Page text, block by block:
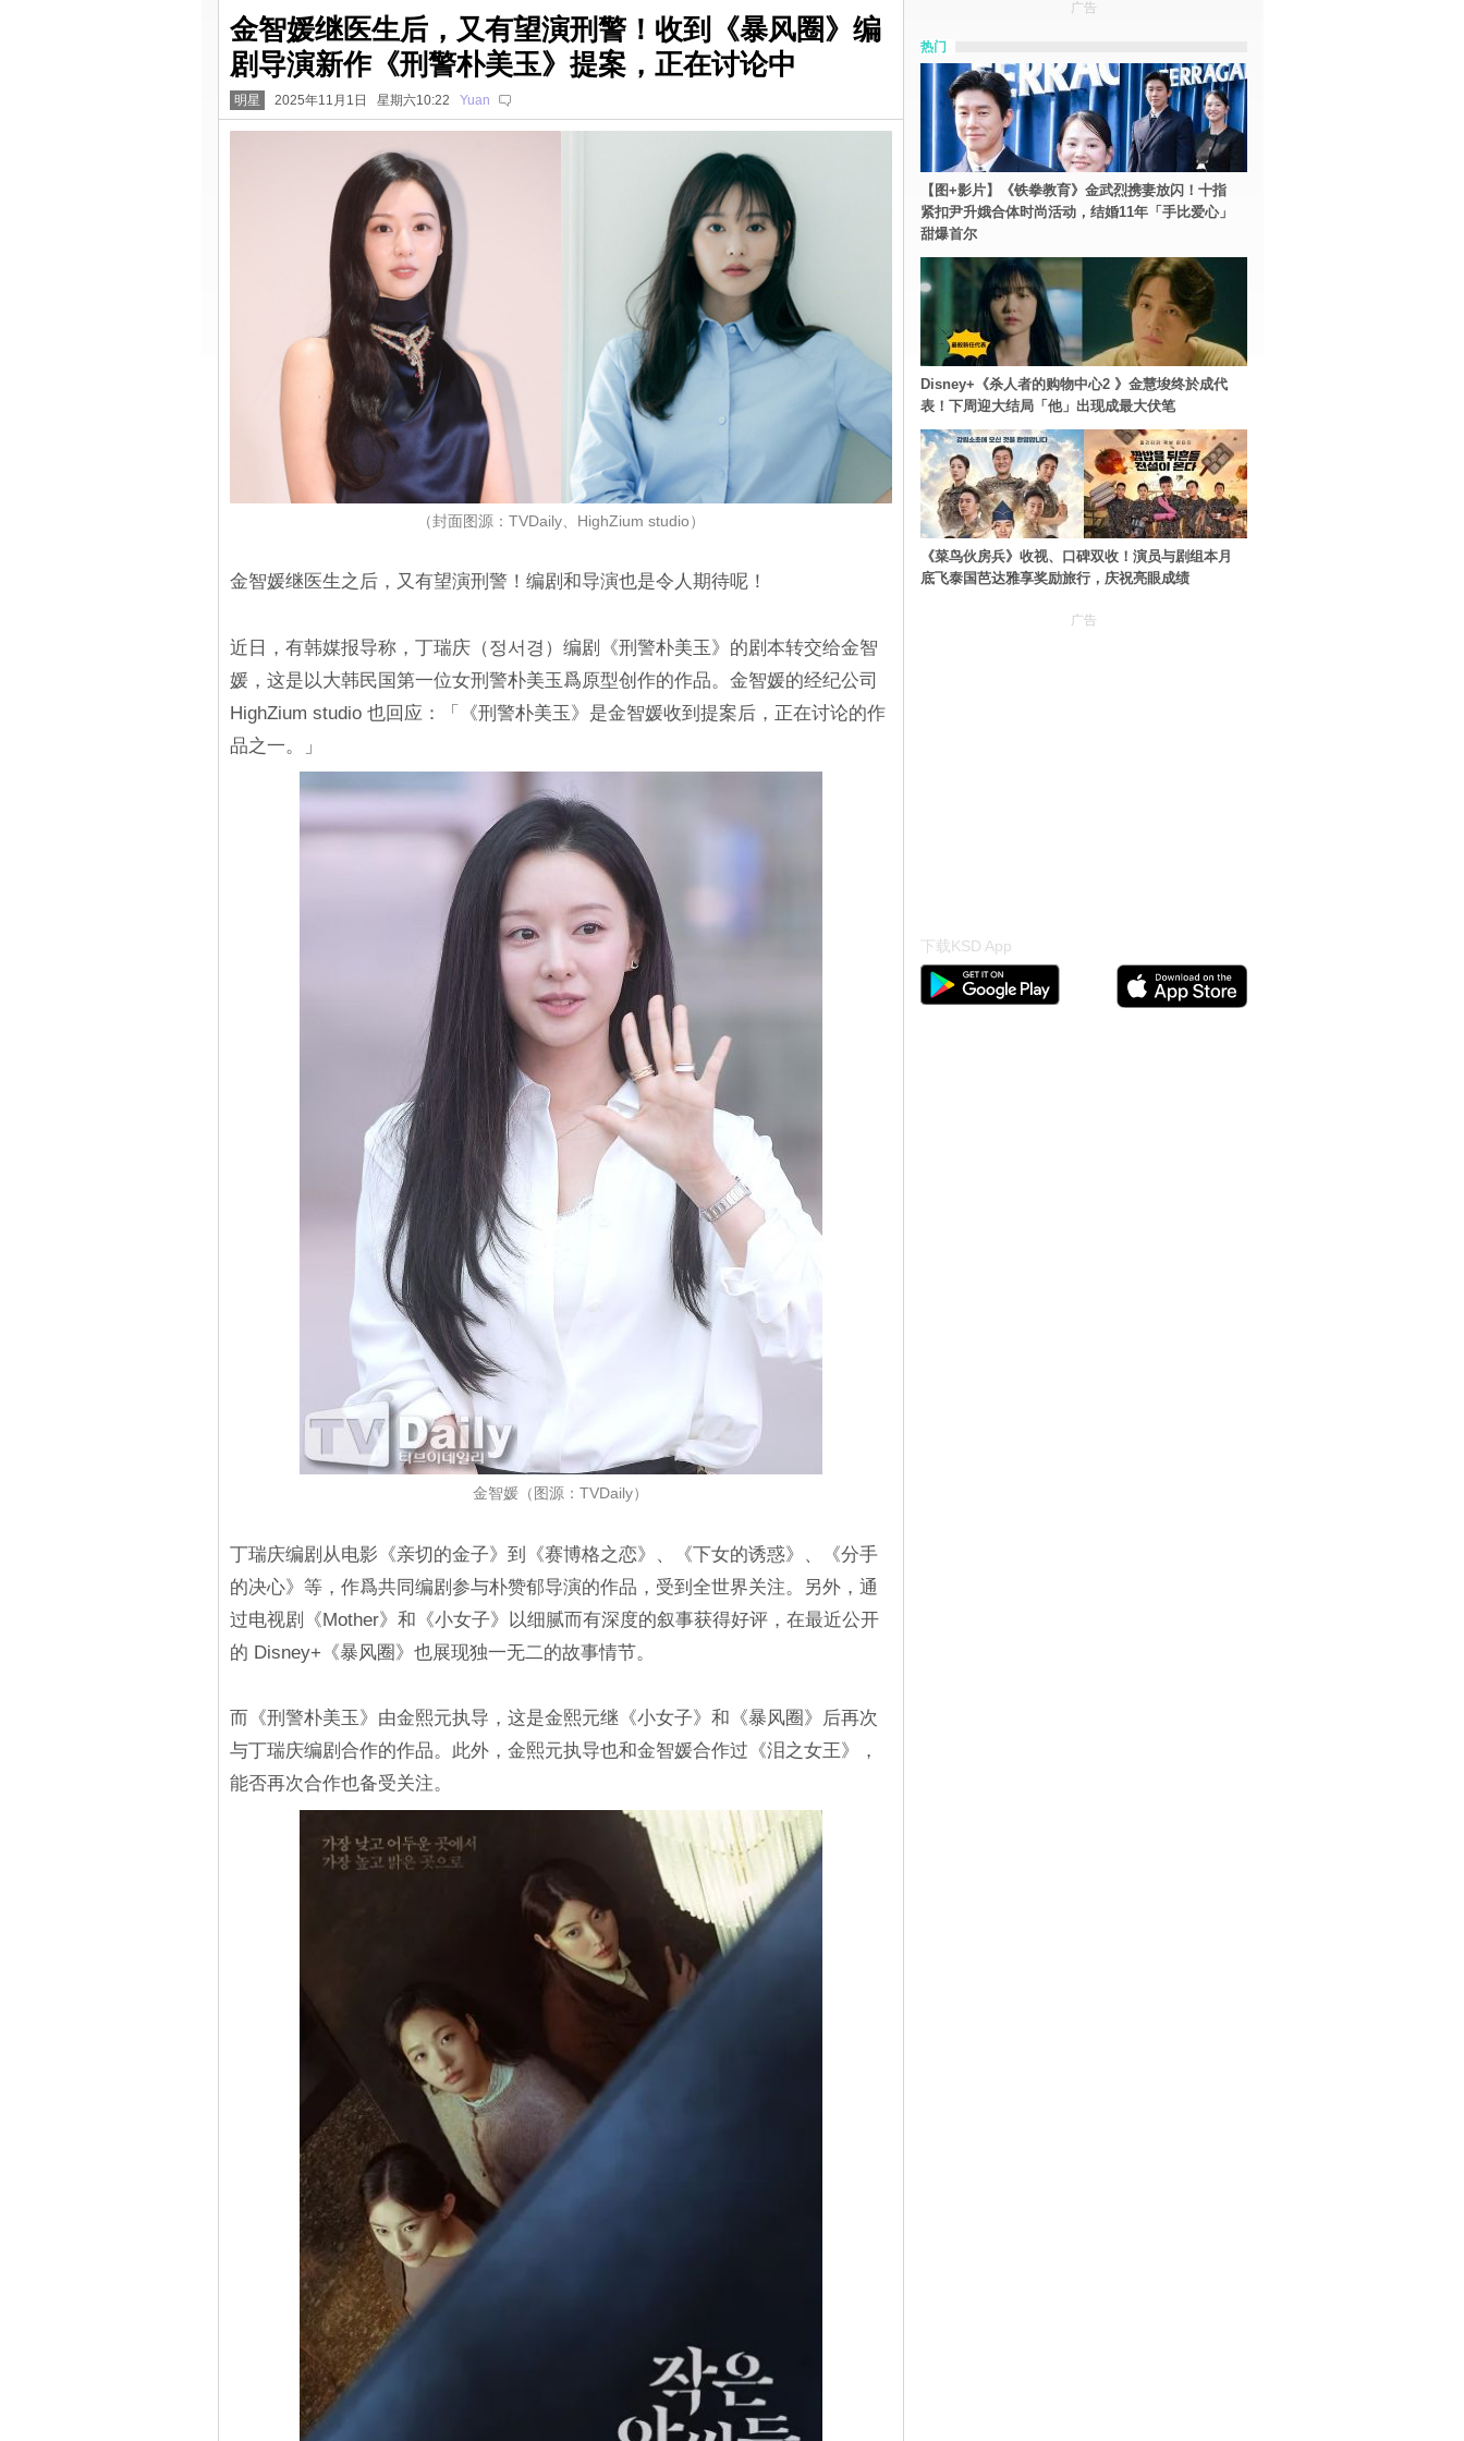
金智媛继医生后，又有望演刑警！收到《暴风圈》编
剧导演新作《刑警朴美玉》提案，正在讨论中
明星 2025年11月1日 星期六10:22 Yuan
（封面图源：TVDaily、HighZium studio）
金智媛继医生之后，又有望演刑警！编剧和导演也是令人期待呢！
近日，有韩媒报导称，丁瑞庆（정서경）编剧《刑警朴美玉》的剧本转交给金智
媛，这是以大韩民国第一位女刑警朴美玉爲原型创作的作品。金智媛的经纪公司
HighZium studio 也回应：「《刑警朴美玉》是金智媛收到提案后，正在讨论的作
品之一。」
金智媛（图源：TVDaily）
丁瑞庆编剧从电影《亲切的金子》到《赛博格之恋》、《下女的诱惑》、《分手
的决心》等，作爲共同编剧参与朴赞郁导演的作品，受到全世界关注。另外，通
过电视剧《Mother》和《小女子》以细腻而有深度的叙事获得好评，在最近公开
的 Disney+《暴风圈》也展现独一无二的故事情节。
而《刑警朴美玉》由金熙元执导，这是金熙元继《小女子》和《暴风圈》后再次
与丁瑞庆编剧合作的作品。此外，金熙元执导也和金智媛合作过《泪之女王》，
能否再次合作也备受关注。
广告
热门
【图+影片】《铁拳教育》金武烈携妻放闪！十指
紧扣尹升娥合体时尚活动，结婚11年「手比爱心」
甜爆首尔
Disney+《杀人者的购物中心2 》金慧埈终於成代
表！下周迎大结局「他」出现成最大伏笔
《菜鸟伙房兵》收视、口碑双收！演员与剧组本月
底飞泰国芭达雅享奖励旅行，庆祝亮眼成绩
广告
下载KSD App